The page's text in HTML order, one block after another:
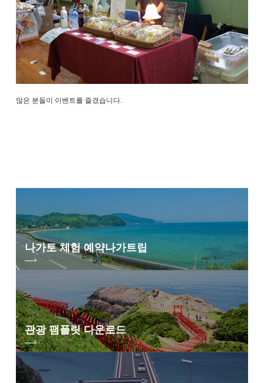
많은 분들이 이벤트를 즐겼습니다.
나가토 체험 예약나가트립
관광 팸플릿 다운로드